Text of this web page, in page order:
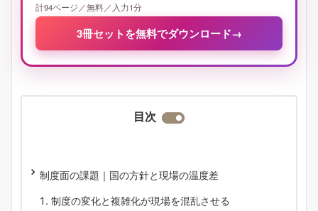
計94ページ／無料／入力1分
3冊セットを無料でダウンロード→
目次
制度面の課題｜国の方針と現場の温度差
制度の変化と複雑化が現場を混乱させる